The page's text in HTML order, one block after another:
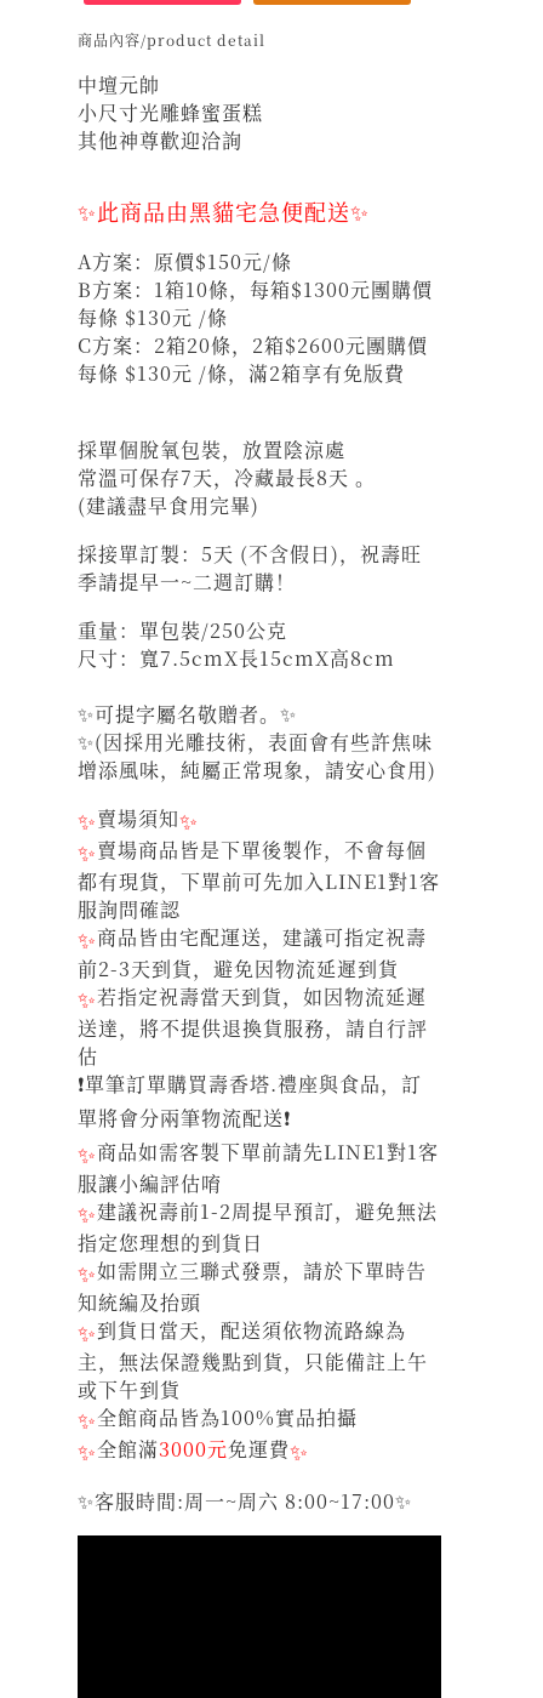
商品內容/product detail
中壇元帥
小尺寸光雕蜂蜜蛋糕
其他神尊歡迎洽詢
✨此商品由黑貓宅急便配送✨
A方案：原價$150元/條
B方案：1箱10條，每箱$1300元團購價
每條 $130元 /條
C方案：2箱20條，2箱$2600元團購價
每條 $130元 /條，滿2箱享有免版費
採單個脫氧包裝，放置陰涼處
常溫可保存7天，冷藏最長8天 。
(建議盡早食用完畢)
採接單訂製：5天 (不含假日)，祝壽旺
季請提早一~二週訂購！
重量：單包裝/250公克
尺寸：寬7.5cmX長15cmX高8cm
✨可提字屬名敬贈者。✨
✨(因採用光雕技術，表面會有些許焦味
增添風味，純屬正常現象，請安心食用)
✨賣場須知✨
✨賣場商品皆是下單後製作，不會每個
都有現貨，下單前可先加入LINE1對1客
服詢問確認
✨商品皆由宅配運送，建議可指定祝壽
前2-3天到貨，避免因物流延遲到貨
✨若指定祝壽當天到貨，如因物流延遲
送達，將不提供退換貨服務，請自行評
估
❗單筆訂單購買壽香塔.禮座與食品，訂
單將會分兩筆物流配送❗
✨商品如需客製下單前請先LINE1對1客
服讓小編評估唷
✨建議祝壽前1-2周提早預訂，避免無法
指定您理想的到貨日
✨如需開立三聯式發票，請於下單時告
知統編及抬頭
✨到貨日當天，配送須依物流路線為
主，無法保證幾點到貨，只能備註上午
或下午到貨
✨全館商品皆為100%實品拍攝
✨全館滿3000元免運費✨
✨客服時間:周一~周六 8:00~17:00✨